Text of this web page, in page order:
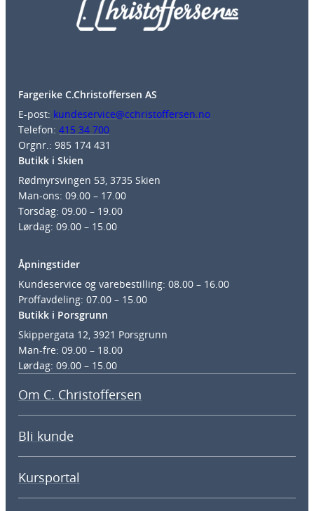
Fargerike C.Christoffersen AS
E-post: kundeservice@cchristoffersen.no
Telefon: 415 34 700
Orgnr.: 985 174 431
Butikk i Skien
Rødmyrsvingen 53, 3735 Skien
Man-ons: 09.00 – 17.00
Torsdag: 09.00 – 19.00
Lørdag: 09.00 – 15.00
Åpningstider
Kundeservice og varebestilling: 08.00 – 16.00
Proffavdeling: 07.00 – 15.00
Butikk i Porsgrunn
Skippergata 12, 3921 Porsgrunn
Man-fre: 09.00 – 18.00
Lørdag: 09.00 – 15.00
Om C. Christoffersen
Bli kunde
Kursportal